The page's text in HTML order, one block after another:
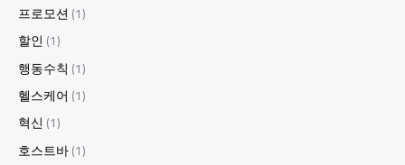
프로모션(1)
할인(1)
행동수칙 (1)
헬스케어 (1)
혁신(1)
호스트바(1)